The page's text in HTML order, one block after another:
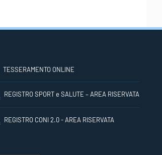
TESSERAMENTO ONLINE
REGISTRO SPORT e SALUTE – AREA RISERVATA
REGISTRO CONI 2.0 - AREA RISERVATA